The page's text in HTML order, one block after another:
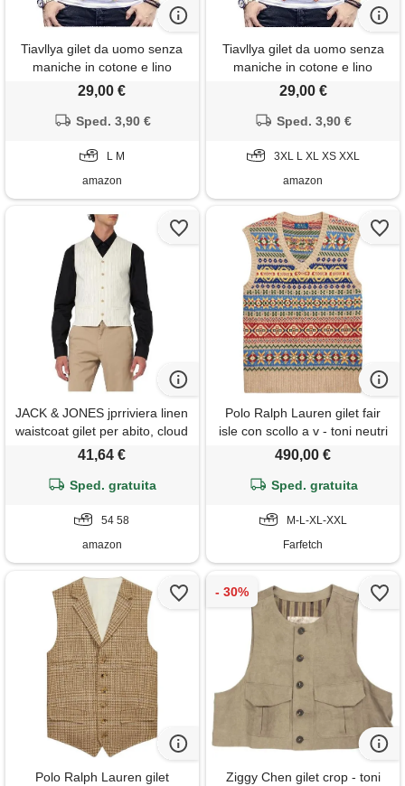
Tiavllya gilet da uomo senza
maniche in cotone e lino
casual gilet da spiaggia estivo
bottoni（m, champagne）
29,00 €
Sped. 3,90 €
L M
amazon
Tiavllya gilet da uomo senza
maniche in cotone e lino
casual gilet da spiaggia estivo
bottoni（xxl, corallo）
29,00 €
Sped. 3,90 €
3XL L XL XS XXL
amazon
JACK & JONES jprriviera linen
waistcoat gilet per abito, cloud
dancer/strisce: slim fit, 58
41,64 €
Sped. gratuita
54 58
amazon
Polo Ralph Lauren gilet fair
isle con scollo a v - toni neutri
490,00 €
Sped. gratuita
M-L-XL-XXL
Farfetch
Polo Ralph Lauren gilet
Ziggy Chen gilet crop - toni